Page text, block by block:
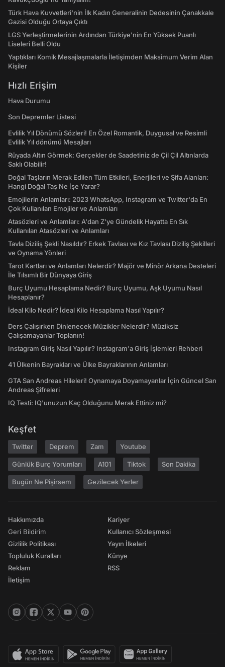
Türk Hava Kuvvetleri'nin İlk Kadın Generalinin Dedesinin Çanakkale
Gazisi Olduğu Ortaya Çıktı
LGS Yerleştirmelerinin Ardından Türkiye'nin En Yüksek Puanlı
Liseleri Belli Oldu
Yaptıkları Komik Mesajlaşmalarla İletişimden Maksimum Verim Alan
Kişiler
Hızlı Erişim
Hava Durumu
Son Depremler Listesi
Evlilik Yıl Dönümü Sözleri! En Özel Romantik, Duygusal ve Resimli
Evlilik Yıl dönümü Mesajları
Rüyada Altın Görmek: Gerçekler de Saadetiniz de Çil Çil Altınlarda
Saklı Olabilir!
Doğal Taşların Merak Edilen Tüm Etkileri, Enerjileri ve Şifa Alanları:
Hangi Doğal Taş Ne İşe Yarar?
Emojilerin Anlamları: 2023 WhatsApp, Instagram ve Twitter'da En
Çok Kullanılan Emojiler ve Anlamları
Atasözleri ve Anlamları: A'dan Z'ye Gündelik Hayatta En Sık
Kullanılan Atasözleri ve Anlamları
Tavla Diziliş Şekli Nasıldır? Erkek Tavlası ve Kız Tavlası Diziliş Şekilleri
ve Oynama Yönleri
Tarot Kartları ve Anlamları Nelerdir? Majör ve Minör Arkana Desteleri
İle Tılsımlı Bir Dünyaya Giriş
Burç Uyumu Hesaplama Nedir? Burç Uyumu, Aşk Uyumu Nasıl
Hesaplanır?
İdeal Kilo Nedir? İdeal Kilo Hesaplama Nasıl Yapılır?
Ders Çalışırken Dinlenecek Müzikler Nelerdir? Müziksiz
Çalışamayanlar Toplanın!
Instagram Giriş Nasıl Yapılır? Instagram'a Giriş İşlemleri Rehberi
41 Ülkenin Bayrakları ve Ülke Bayraklarının Anlamları
GTA San Andreas Hileleri! Oynamaya Doyamayanlar İçin Güncel San
Andreas Şifreleri
IQ Testi: IQ'unuzun Kaç Olduğunu Merak Ettiniz mi?
Keşfet
Twitter Deprem Zam Youtube
Günlük Burç Yorumları A101 Tiktok Son Dakika
Bugün Ne Pişirsem Gezilecek Yerler
Hakkımızda
Geri Bildirim
Gizlilik Politikası
Topluluk Kuralları
Reklam
İletişim
Kariyer
Kullanıcı Sözleşmesi
Yayın İlkeleri
Künye
RSS